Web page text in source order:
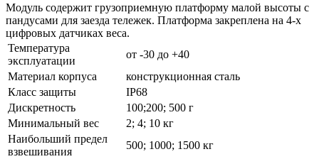
Модуль содержит грузоприемную платформу малой высоты с
пандусами для заезда тележек. Платформа закреплена на 4-х
цифровых датчиках веса.
Температура
эксплуатации
от -30 до +40
Материал корпуса
конструкционная сталь
Класс защиты
IP68
Дискретность
100;200; 500 г
Минимальный вес
2; 4; 10 кг
Наибольший предел
взвешивания
500; 1000; 1500 кг